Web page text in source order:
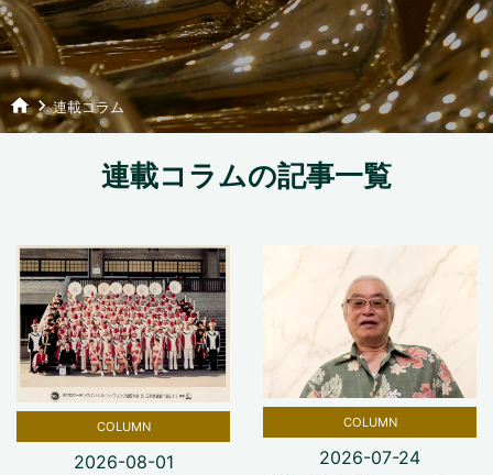
homekeyboard_arrow_right連載コラム
連載コラムの記事一覧
COLUMN
2026-08-01
COLUMN
2026-07-24